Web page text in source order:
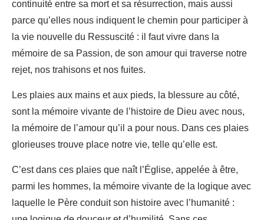
parce qu’elles nous indiquent le chemin pour participer à
la vie nouvelle du Ressuscité : il faut vivre dans la
mémoire de sa Passion, de son amour qui traverse notre
rejet, nos trahisons et nos fuites.
Les plaies aux mains et aux pieds, la blessure au côté,
sont la mémoire vivante de l’histoire de Dieu avec nous,
la mémoire de l’amour qu’il a pour nous. Dans ces plaies
glorieuses trouve place notre vie, telle qu’elle est.
C’est dans ces plaies que naît l’Église, appelée à être,
parmi les hommes, la mémoire vivante de la logique avec
laquelle le Père conduit son histoire avec l’humanité :